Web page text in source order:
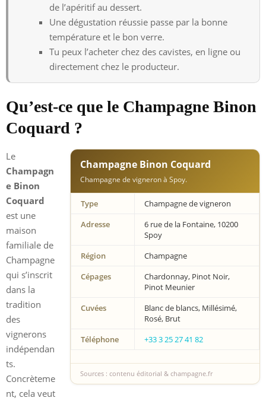
de l’apéritif au dessert.
Une dégustation réussie passe par la bonne
température et le bon verre.
Tu peux l’acheter chez des cavistes, en ligne ou
directement chez le producteur.
Qu’est-ce que le Champagne Binon
Coquard ?
Champagne Binon Coquard
Champagne de vigneron à Spoy.
Type
Champagne de vigneron
Adresse
6 rue de la Fontaine, 10200
Spoy
Région
Champagne
Cépages
Chardonnay, Pinot Noir,
Pinot Meunier
Cuvées
Blanc de blancs, Millésimé,
Rosé, Brut
Téléphone
+33 3 25 27 41 82
Sources : contenu éditorial & champagne.fr
Le
Champagn
e Binon
Coquard
est une
maison
familiale de
Champagne
qui s’inscrit
dans la
tradition
des
vignerons
indépendan
ts.
Concrèteme
nt, cela veut